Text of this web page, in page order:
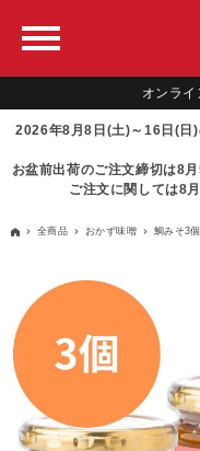
オンラ
2026年8月8日(土)～16日(日
お盆前出荷のご注文締切は8
ご注文に関しては8
全商品 おかず味噌 鯛みそ3個